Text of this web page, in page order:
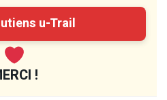
u-Trail
!